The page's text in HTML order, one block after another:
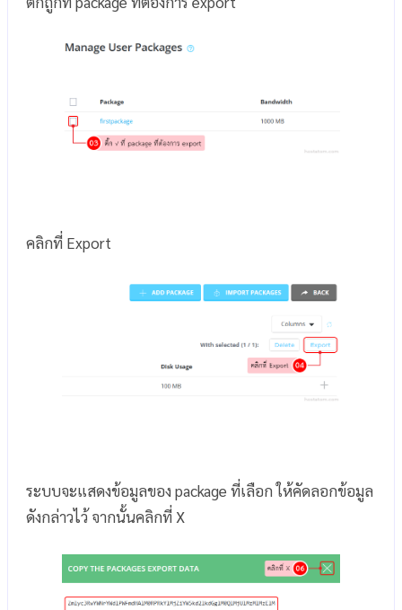
คลิกที่ Export
ระบบจะแสดงข้อมูลของ package ที่เลือก ให้คัดลอกข้อมูล
ดังกล่าวไว้ จากนั้นคลิกที่ X